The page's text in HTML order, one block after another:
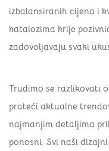
izbalansiranih cijena i
katalozima krije
zadovoljavaju svaki
Trudimo se razlikovati
prateći aktualne
najmanjim detaljima
ponosni. Svi naši